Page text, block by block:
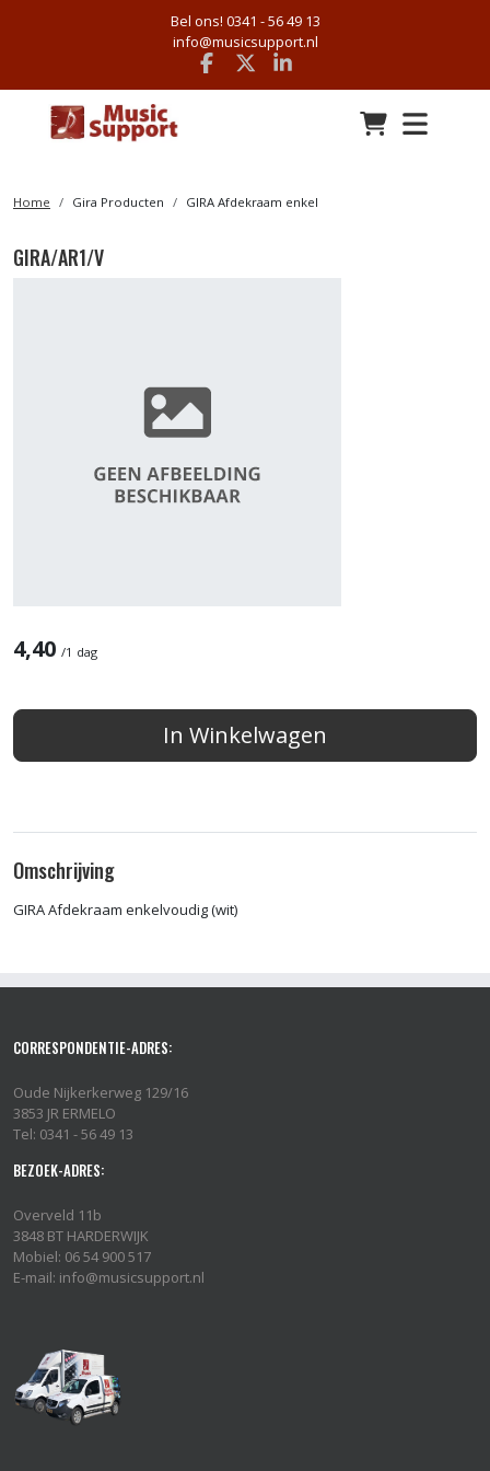
Bel ons! 0341 - 56 49 13
info@musicsupport.nl
Facebook
x linkedin
Home Gira Producten GIRA Afdekraam enkel
GIRA/AR1/V
4,40 /1 dag
In Winkelwagen
Omschrijving
GIRA Afdekraam enkelvoudig (wit)
CORRESPONDENTIE-ADRES:
Oude Nijkerkerweg 129/16
3853 JR ERMELO
Tel: 0341 - 56 49 13
BEZOEK-ADRES:
Overveld 11b
3848 BT HARDERWIJK
Mobiel: 06 54 900 517
E-mail: info@musicsupport.nl